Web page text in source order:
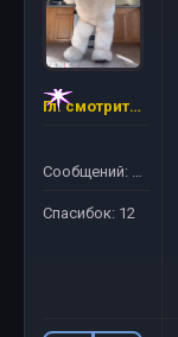
Гл. смотритель RR-GAME
Спасибок: 12